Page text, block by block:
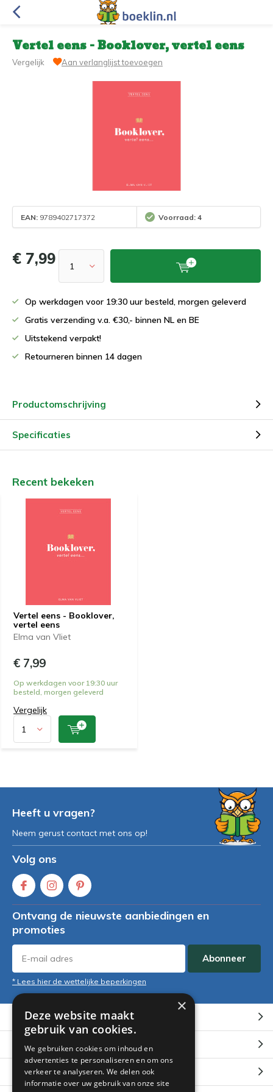
Vertel eens - Booklover, vertel eens
Vergelijk Aan verlanglijst toevoegen
EAN: 9789402717372 Voorraad: 4
€ 7,99
Op werkdagen voor 19:30 uur besteld, morgen geleverd
Gratis verzending v.a. €30,- binnen NL en BE
Uitstekend verpakt!
Retourneren binnen 14 dagen
Productomschrijving
Specificaties
Recent bekeken
Vertel eens - Booklover,
vertel eens
Elma van Vliet
€ 7,99
Op werkdagen voor 19:30 uur
besteld, morgen geleverd
Vergelijk
Heeft u vragen?
Neem gerust contact met ons op!
Volg ons
Ontvang de nieuwste aanbiedingen en
promoties
Abonneer
* Lees hier de wettelijke beperkingen
Klantenservice
Mijn account
Categorieën
×
Deze website maakt
gebruik van cookies.
We gebruiken cookies om inhoud en
advertenties te personaliseren en om ons
verkeer te analyseren. We delen ook
informatie over uw gebruik van onze site